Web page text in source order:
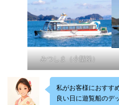
みつしま（小型船）
私がお客様におすす
良い日に遊覧船のデ